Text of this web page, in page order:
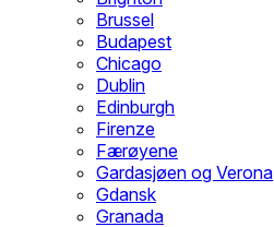
Brussel
Budapest
Chicago
Dublin
Edinburgh
Firenze
Færøyene
Gardasjøen og Verona
Gdansk
Granada